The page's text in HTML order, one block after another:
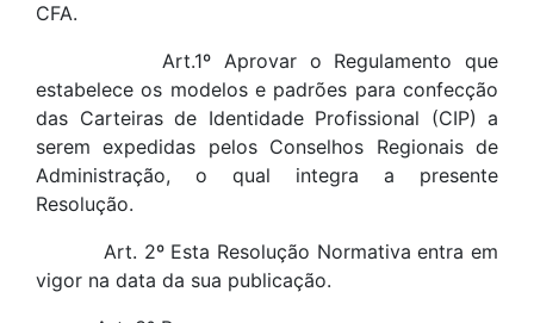
CFA.
Art.1º Aprovar o Regulamento que
estabelece os modelos e padrões para confecção
das Carteiras de Identidade Profissional (CIP) a
serem expedidas pelos Conselhos Regionais de
Administração, o qual integra a presente
Resolução.
Art. 2º Esta Resolução Normativa entra em
vigor na data da sua publicação.